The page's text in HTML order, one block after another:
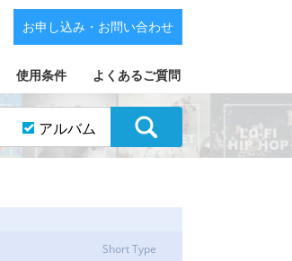
使用条件 よくあるご質問
お申し込み・お問い合わせ
アルバム
Short Type